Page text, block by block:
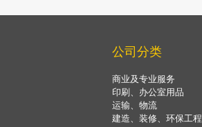
公司分类
商业及专业服务
印刷、办公室用品
运输、物流
建造、装修、环保工程